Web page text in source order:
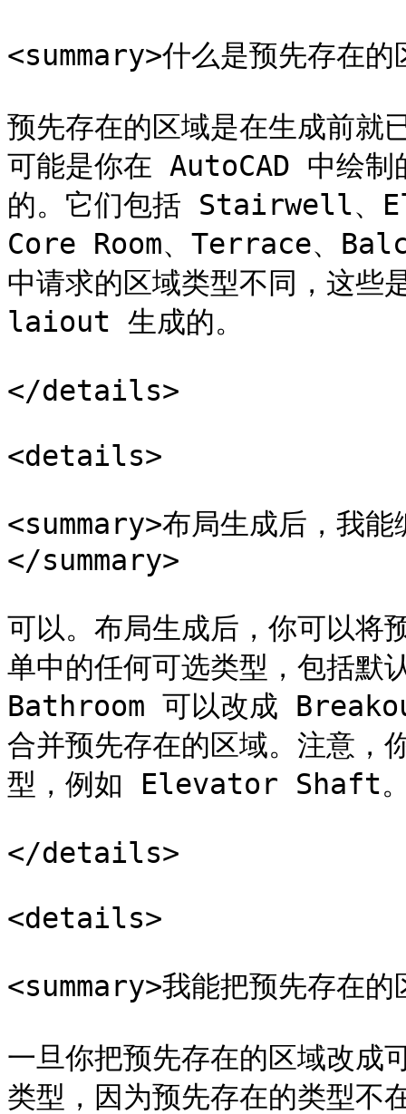
<summary>什么是预先存在
预先存在的区域是在生成前就
可能是你在 AutoCAD 中绘
的。它们包括 Stairwell、
Core Room、Terrace、
中请求的区域类型不同，这些
laiout 生成的。
</details>
<details>
<summary>布局生成后，我
</summary>
可以。布局生成后，你可以将
单中的任何可选类型，包括默
Bathroom 可以改成
合并预先存在的区域。注意，
型，例如 Elevator Shaft
</details>
<details>
<summary>我能把预先存在
一旦你把预先存在的区域改成
类型，因为预先存在的类型不